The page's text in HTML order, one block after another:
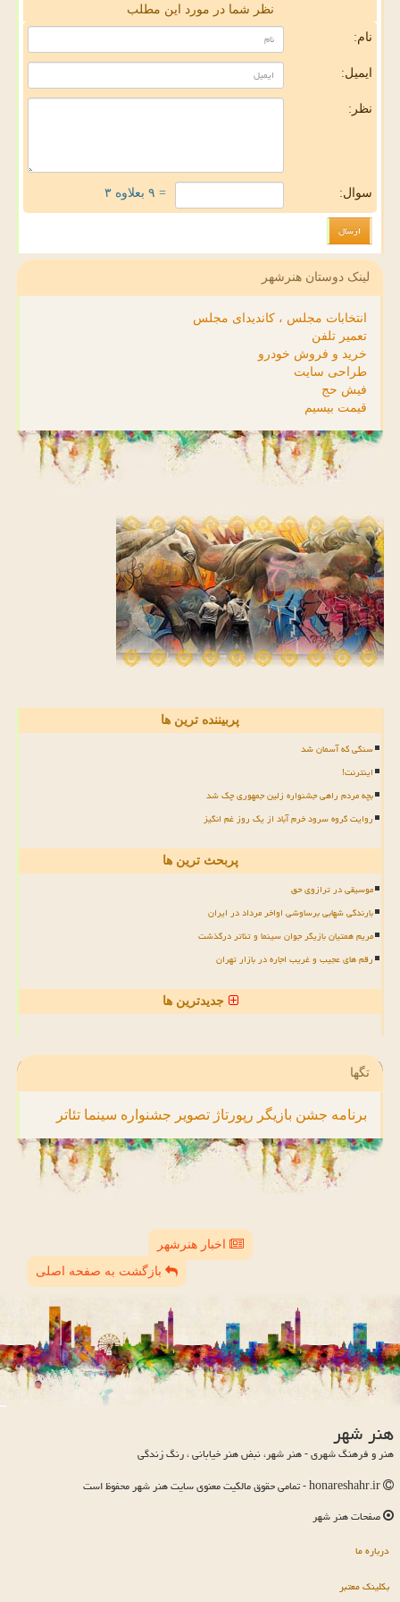
نظر شما در مورد این مطلب
نام:
ایمیل:
نظر:
سوال: = ۹ بعلاوه ۳
لینک دوستان هنرشهر
انتخابات مجلس ، کاندیدای مجلس
تعمیر تلفن
خرید و فروش خودرو
طراحی سایت
فیش حج
قیمت بیسیم
پربیننده ترین ها
سنگی که آسمان شد
اینترنت!
بچه مردم راهی جشنواره زلین جمهوری چک شد
روایت گروه سرود خرم آباد از یک روز غم انگیز
پربحث ترین ها
موسیقی در ترازوی حق
بارندگی شهابی برساوشی اواخر مرداد در ایران
مریم همتیان بازیگر جوان سینما و تئاتر درگذشت
رقم های عجیب و غریب اجاره در بازار تهران
جدیدترین ها
تگها
برنامه جشن بازیگر رپورتاژ تصویر جشنواره سینما تئاتر
اخبار هنرشهر
بازگشت به صفحه اصلی
هنر شهر
هنر و فرهنگ شهری - هنر شهر، نبض هنر خیابانی ، رنگ زندگی
صفحات هنر شهر
درباره ما
بکلینک معتبر